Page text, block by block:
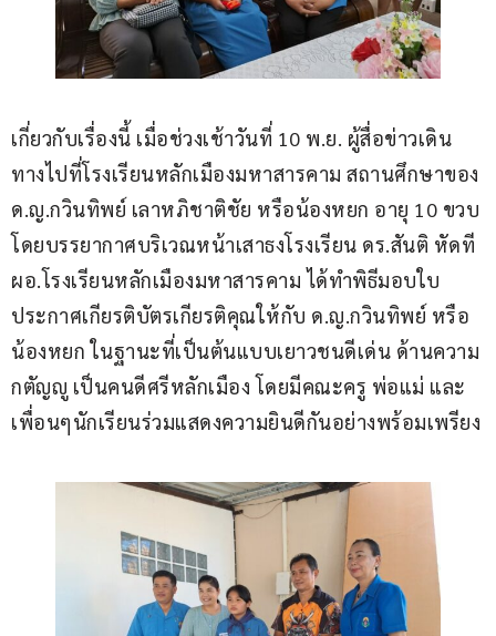
เกี่ยวกับเรื่องนี้ เมื่อช่วงเช้าวันที่ 10 พ.ย. ผู้สื่อข่าวเดิน
ทางไปที่โรงเรียนหลักเมืองมหาสารคาม สถานศึกษาของ
ด.ญ.กวินทิพย์ เลาหภิชาติชัย หรือน้องหยก อายุ 10 ขวบ
โดยบรรยากาศบริเวณหน้าเสาธงโรงเรียน ดร.สันติ หัดที
ผอ.โรงเรียนหลักเมืองมหาสารคาม ได้ทำพิธีมอบใบ
ประกาศเกียรติบัตรเกียรติคุณให้กับ ด.ญ.กวินทิพย์ หรือ
น้องหยก ในฐานะที่เป็นต้นแบบเยาวชนดีเด่น ด้านความ
กตัญญู เป็นคนดีศรีหลักเมือง โดยมีคณะครู พ่อแม่ และ
เพื่อนๆนักเรียนร่วมแสดงความยินดีกันอย่างพร้อมเพรียง